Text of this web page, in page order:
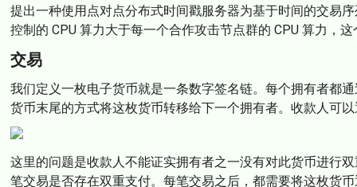
提出一种使用点对点分布式时间戳服务器为基于时间的交易
控制的 CPU 算力大于每一个合作攻击节点群的 CPU 算力，
交易
我们定义一枚电子货币就是一条数字签名链。每个拥有者都
货币末尾的方式将这枚货币转移给下一个拥有者。收款人可
这里的问题是收款人不能证实拥有者之一没有对此货币进行
笔交易是否存在双重支付。每笔交易之后，都需要将这枚货